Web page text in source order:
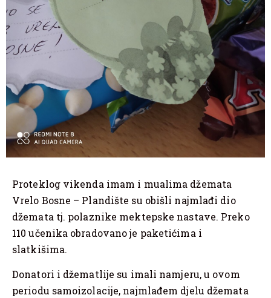
Proteklog vikenda imam i mualima džemata
Vrelo Bosne – Plandište su obišli najmlađi dio
džemata tj. polaznike mektepske nastave. Preko
110 učenika obradovano je paketićima i
slatkišima.
Donatori i džematlije su imali namjeru, u ovom
periodu samoizolacije, najmlađem djelu džemata